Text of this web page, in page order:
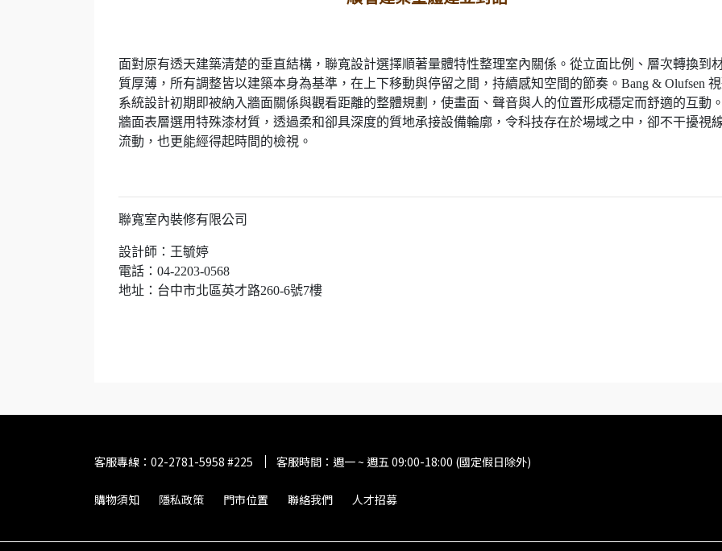
面對原有透天建築清楚的垂直結構，聯寬設計選擇順著量體特性整理室內關係。從立面比例、層次轉換到
質厚薄，所有調整皆以建築本身為基準，在上下移動與停留之間，持續感知空間的節奏。Bang & Olufsen
系統設計初期即被納入牆面關係與觀看距離的整體規劃，使畫面、聲音與人的位置形成穩定而舒適的互動。
牆面表層選用特殊漆材質，透過柔和卻具深度的質地承接設備輪廓，令科技存在於場域之中，卻不干擾視
流動，也更能經得起時間的檢視。
聯寬室內裝修有限公司
設計師：王毓婷
電話：04-2203-0568
地址：台中市北區英才路260-6號7樓
客服專線：02-2781-5958 #225 客服時間：週一 ~ 週五 09:00-18:00 (國定假日除外)
購物須知 隱私政策 門市位置 聯絡我們 人才招募